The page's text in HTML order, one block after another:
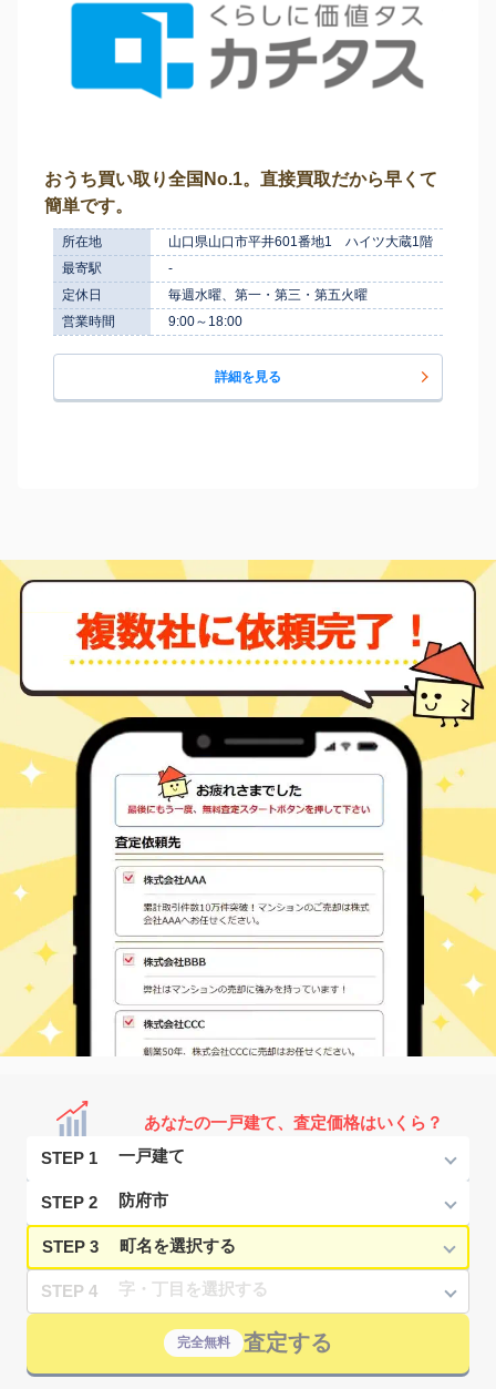
おうち買い取り全国No.1。直接買取だから早くて
簡単です。
所在地
山口県山口市平井601番地1 ハイツ大蔵1階
最寄駅
-
定休日
毎週水曜、第一・第三・第五火曜
営業時間
9:00～18:00
詳細を見る
あなたの一戸建て、査定価格はいくら？
STEP 1
STEP 2
STEP 3
STEP 4
完全無料 査定する